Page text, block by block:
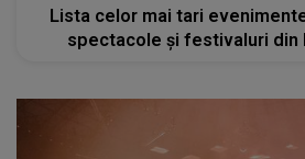
Lista celor mai tari
spectacole și festivaluri din